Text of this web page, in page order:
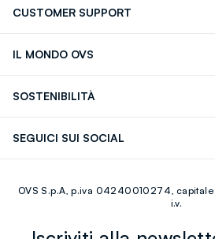
CUSTOMER SUPPORT
IL MONDO OVS
Giftcard
SOSTENIBILITÀ
SEGUICI SUI SOCIAL
Youtube
OVS S.p.A, p.iva 04240010274,
i.v.